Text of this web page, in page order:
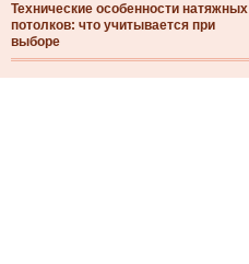
Технические особенности натяжных
потолков: что учитывается при
выборе